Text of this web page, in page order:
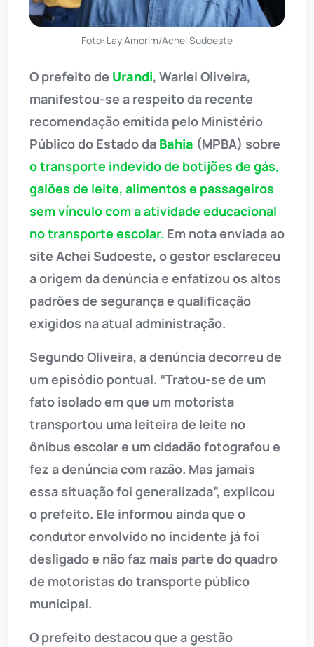
Foto: Lay Amorim/Achei Sudoeste
O prefeito de Urandi, Warlei Oliveira,
manifestou-se a respeito da recente
recomendação emitida pelo Ministério
Público do Estado da Bahia (MPBA) sobre
o transporte indevido de botijões de gás,
galões de leite, alimentos e passageiros
sem vínculo com a atividade educacional
no transporte escolar. Em nota enviada ao
site Achei Sudoeste, o gestor esclareceu
a origem da denúncia e enfatizou os altos
padrões de segurança e qualificação
exigidos na atual administração.
Segundo Oliveira, a denúncia decorreu de
um episódio pontual. “Tratou-se de um
fato isolado em que um motorista
transportou uma leiteira de leite no
ônibus escolar e um cidadão fotografou e
fez a denúncia com razão. Mas jamais
essa situação foi generalizada”, explicou
o prefeito. Ele informou ainda que o
condutor envolvido no incidente já foi
desligado e não faz mais parte do quadro
de motoristas do transporte público
municipal.
O prefeito destacou que a gestão